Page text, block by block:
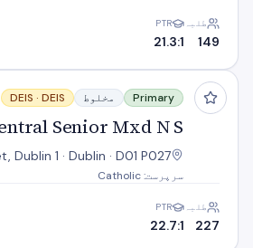
طلبہ
149
PTR
21.3:1
Central Senior Mxd N S
Primary مخلوط DEIS · DEIS
Senior Mxd N S
1 · Dublin · D01 P027
سرپرست: Catholic
طلبہ
227
PTR
22.7:1